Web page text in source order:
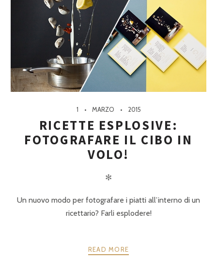
1 MARZO 2015
RICETTE ESPLOSIVE:
FOTOGRAFARE IL CIBO IN
VOLO!
✻
Un nuovo modo per fotografare i piatti all’interno di un
ricettario? Farli esplodere!
READ MORE